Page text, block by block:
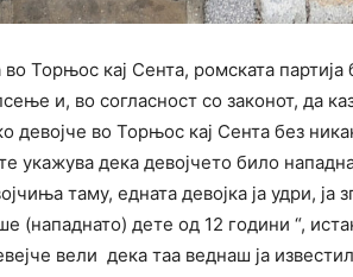
во Торњос кај Сента, ромската партија
и, во согласност со законот, да
девојче во Торњос кај Сента без
укажува дека девојчето било
таму, едната девојка ја удри, ја
(нападнато) дете од 12 години “,
вели дека таа веднаш ја